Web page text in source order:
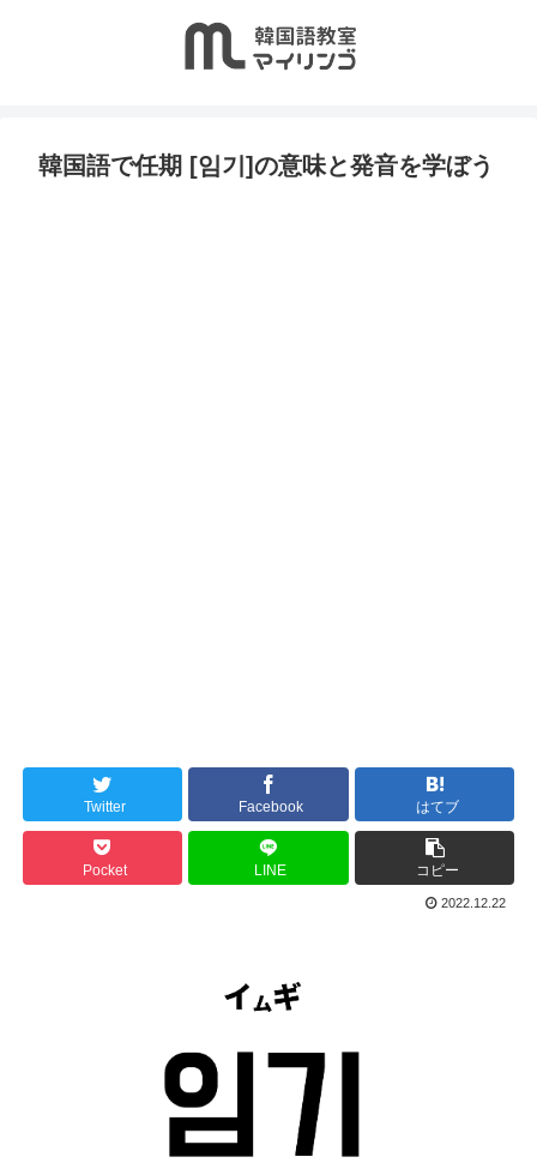
韓国語で任期 [임기]の意味と発音を学ぼう
Twitter Facebook はてブ
Pocket LINE コピー
2022.12.22